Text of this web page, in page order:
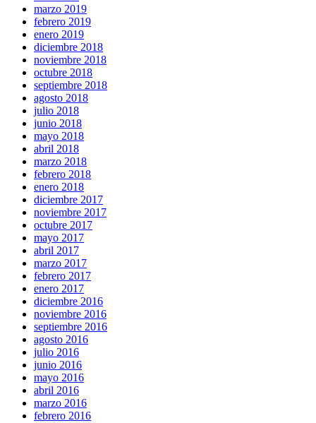
marzo 2019
febrero 2019
enero 2019
diciembre 2018
noviembre 2018
octubre 2018
septiembre 2018
agosto 2018
julio 2018
junio 2018
mayo 2018
abril 2018
marzo 2018
febrero 2018
enero 2018
diciembre 2017
noviembre 2017
octubre 2017
mayo 2017
abril 2017
marzo 2017
febrero 2017
enero 2017
diciembre 2016
noviembre 2016
septiembre 2016
agosto 2016
julio 2016
junio 2016
mayo 2016
abril 2016
marzo 2016
febrero 2016